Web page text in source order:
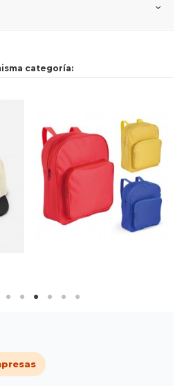
categoría: